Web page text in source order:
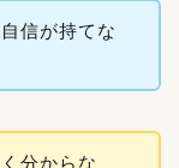
信が持てな
分からな